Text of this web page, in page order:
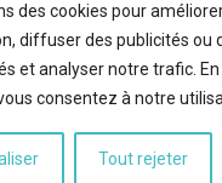
des cookies pour
diffuser des publicités ou
et analyser notre trafic.
consentez à notre
Tout rejeter